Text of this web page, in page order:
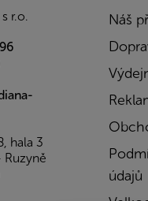
r.o.
hala 3
Ruzyně
Náš
údajů